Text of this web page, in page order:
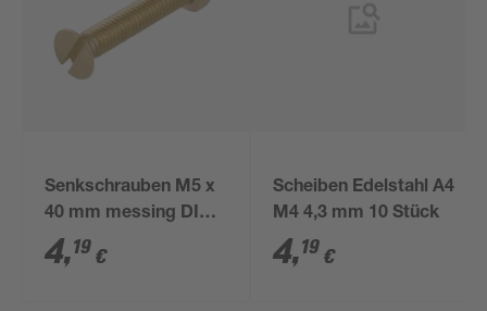
Senkschrauben M5 x
40 mm messing DIN
963 4 Stück
4,19 €
Scheiben Edelstahl A4
M4 4,3 mm 10 Stück
4,19 €